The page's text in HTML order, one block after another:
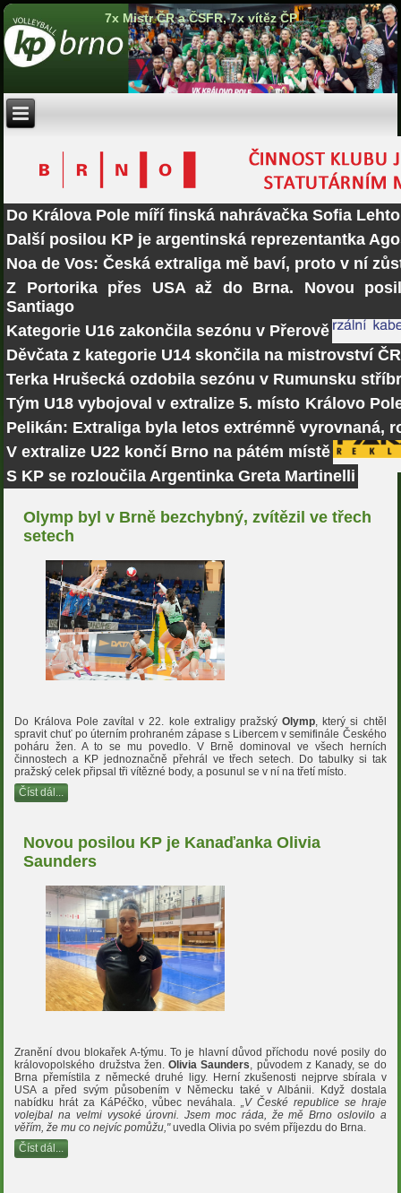
7x Mistr ČR a ČSFR, 7x vítěz ČP
Do Králova Pole míří finská nahrávačka Sofia Lehto
Další posilou KP je argentinská reprezentantka
Noa de Vos: Česká extraliga mě baví, proto v ní
Z Portorika přes USA až do Brna. Novou
Santiago
Kategorie U16 zakončila sezónu v Přerově
Děvčata z kategorie U14 skončila na mistrovství
Terka Hrušecká ozdobila sezónu v Rumunsku
Tým U18 vybojoval v extralize 5. místo Královo
Pelikán: Extraliga byla letos extrémně vyrovnaná,
V extralize U22 končí Brno na pátém místě
S KP se rozloučila Argentinka Greta Martinelli
Olymp byl v Brně bezchybný, zvítězil ve třech
setech
Do Králova Pole zavítal v 22. kole extraligy pražskýOlymp , který si chtěl
spravit chuť po úterním prohraném zápase s Libercem v semifinále Českého
poháru žen. A to se mu povedlo. V Brně dominoval ve všech herních
činnostech a KP jednoznačně přehrál ve třech setech. Do tabulky si tak
pražský celek připsal tři vítězné body, a posunul se v ní na třetí místo.
Číst dál...
Novou posilou KP je Kanaďanka Olivia
Saunders
Zranění dvou blokařek A-týmu. To je hlavní důvod příchodu nové posily do
královopolského družstva žen.Olivia Saunders, původem z Kanady, se do
Brna přemístila z německé druhé ligy. Herní zkušenosti nejprve sbírala v
USA a před svým působením v Německu také v Albánii. Když dostala
nabídku hrát za KáPéčko, vůbec neváhala. „V České republice se hraje
volejbal na velmi vysoké úrovni. Jsem moc ráda, že mě Brno oslovilo a
věřím, že mu co nejvíc pomůžu,"uvedla Olivia po svém příjezdu do Brna.
Číst dál...